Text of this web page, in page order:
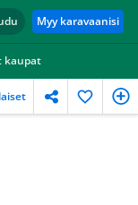
Myy karavaanisi
kaupat